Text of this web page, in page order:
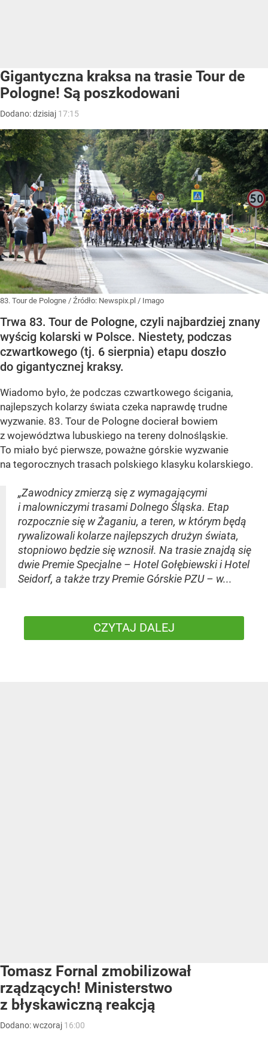
Gigantyczna kraksa na trasie Tour de
Pologne! Są poszkodowani
Dodano:dzisiaj 17:15
83. Tour de Pologne / Źródło: Newspix.pl / Imago
Trwa 83. Tour de Pologne, czyli najbardziej znany
wyścig kolarski w Polsce. Niestety, podczas
czwartkowego (tj. 6 sierpnia) etapu doszło
do gigantycznej kraksy.
Wiadomo było, że podczas czwartkowego ścigania,
najlepszych kolarzy świata czeka naprawdę trudne
wyzwanie. 83. Tour de Pologne docierał bowiem
z województwa lubuskiego na tereny dolnośląskie.
To miało być pierwsze, poważne górskie wyzwanie
na tegorocznych trasach polskiego klasyku kolarskiego.
„Zawodnicy zmierzą się z wymagającymi
i malowniczymi trasami Dolnego Śląska. Etap
rozpocznie się w Żaganiu, a teren, w którym będą
rywalizowali kolarze najlepszych drużyn świata,
stopniowo będzie się wznosił. Na trasie znajdą się
dwie Premie Specjalne – Hotel Gołębiewski i Hotel
Seidorf, a także trzy Premie Górskie PZU – w...
CZYTAJ DALEJ
Tomasz Fornal zmobilizował
rządzących! Ministerstwo
z błyskawiczną reakcją
Dodano:wczoraj 16:00